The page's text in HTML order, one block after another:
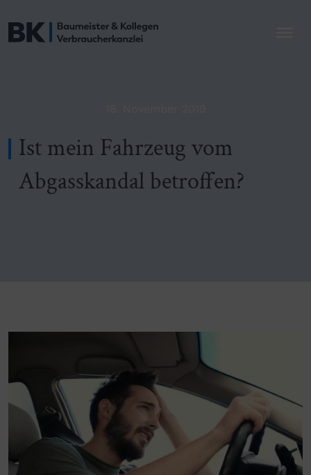
Ist mein Fahrzeug vom
Abgasskandal betroffen?